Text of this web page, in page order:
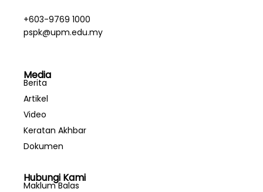
+603-9769 1000
pspk@upm.edu.my
Media
Berita
Artikel
Video
Keratan Akhbar
Dokumen
Hubungi Kami
Maklum Balas